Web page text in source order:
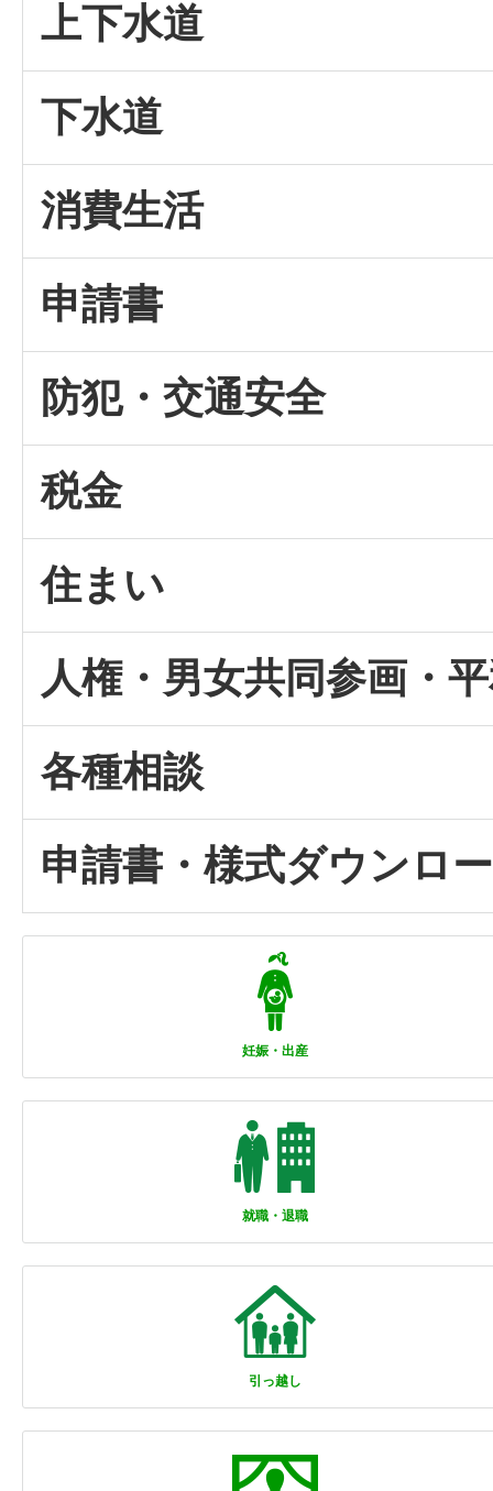
上下水道
下水道
消費生活
申請書
防犯・交通安全
税金
住まい
人権・男女共同参画・
各種相談
申請書・様式ダウンロ
妊娠・出産
就職・退職
引っ越し